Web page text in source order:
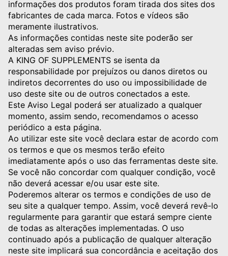
informações dos produtos foram tirada dos sites dos
fabricantes de cada marca. Fotos e vídeos são
meramente ilustrativos.
As informações contidas neste site poderão ser
alteradas sem aviso prévio.
A KING OF SUPPLEMENTS se isenta da
responsabilidade por prejuízos ou danos diretos ou
indiretos decorrentes do uso ou impossibilidade de
uso deste site ou de outros conectados a este.
Este Aviso Legal poderá ser atualizado a qualquer
momento, assim sendo, recomendamos o acesso
periódico a esta página.
Ao utilizar este site você declara estar de acordo com
os termos e que os mesmos terão efeito
imediatamente após o uso das ferramentas deste site.
Se você não concordar com qualquer condição, você
não deverá acessar e/ou usar este site.
Poderemos alterar os termos e condições de uso de
seu site a qualquer tempo. Assim, você deverá revê-lo
regularmente para garantir que estará sempre ciente
de todas as alterações implementadas. O uso
continuado após a publicação de qualquer alteração
neste site implicará sua concordância e aceitação dos